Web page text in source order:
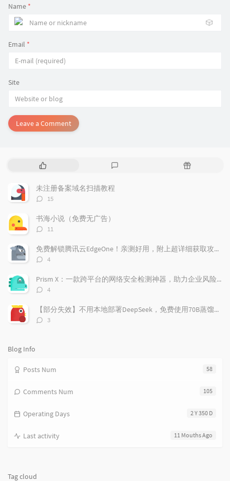
Name *
🎲
Email *
Site
Leave a Comment
P
p
u
a
r
r
t
c
l
s
m
n
R
t
l
未注册备案域名扫描教程
评
数：
15
书海小说（免费无广告）
评
数：
11
免费解锁腾讯云EdgeOne！亲测好用，附上超详细获取攻略！
评
数：
4
Prism X：一款跨平台的网络安全检测神器，助力企业风险管理
评
数：
4
【部分失效】不用本地部署DeepSeek，免费使用70B蒸馏模型
评
3
Blog Info
58
Posts Num
105
Comments Num
2 Y 350 D
Operating Days
11 Mouths Ago
Last activity
Tag cloud